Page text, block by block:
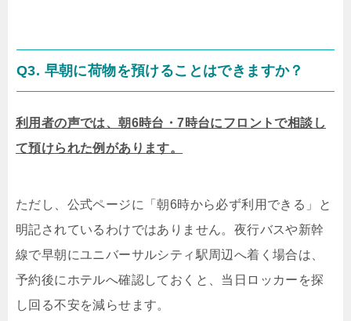
Q3. 早朝に荷物を預けることはできますか？
利用者の声では、朝6時台・7時台にフロントで相談し
て預けられた例があります。
ただし、公式ページに「朝6時から必ず利用できる」と
明記されているわけではありません。夜行バスや新幹
線で早朝にユニバーサルシティ駅周辺へ着く場合は、
予約後にホテルへ確認しておくと、当日ロッカーを探
し回る不安を減らせます。